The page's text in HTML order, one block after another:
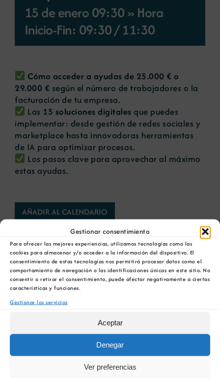
Gestionar consentimiento
Para ofrecer las mejores experiencias, utilizamos tecnologías como las
cookies para almacenar y/o acceder a la información del dispositivo. El
consentimiento de estas tecnologías nos permitirá procesar datos como el
comportamiento de navegación o las identificaciones únicas en este sitio. No
consentir o retirar el consentimiento, puede afectar negativamente a ciertas
características y funciones.
Gestionar los servicios
Aceptar
Denegar
Ver preferencias
Noticias
Contacto
15 de enero 09:30 » Hora
Inicio-Fin: 09:30/11:30
Cómo acceder a ayudas de 25.000 € o
29.000 € según el número de trabajadores o la
facturación de tu empresa.
Las 15 soluciones digitales que puedes
implementar: desde gestión de redes sociales y
marketplace hasta innovadoras herramientas
de IA para optimizar procesos.
Los pasos clave para aprovechar al máximo
estas ayudas.
AÑADIR AL CALENDARIO
Comparta esta información en su red Social
XingCorreo
electrónico